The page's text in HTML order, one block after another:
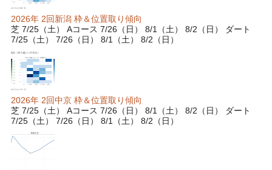
2026年 2回新潟 枠＆位置取り傾向
芝 7/25（土） Aコース 7/26（日） 8/1（土） 8/2（日） ダート
7/25（土） 7/26（日） 8/1（土） 8/2（日）
2026年 2回中京 枠＆位置取り傾向
芝 7/25（土） Aコース 7/26（日） 8/1（土） 8/2（日） ダート
7/25（土） 7/26（日） 8/1（土） 8/2（日）